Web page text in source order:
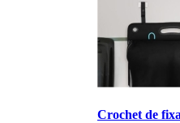
Crochet de